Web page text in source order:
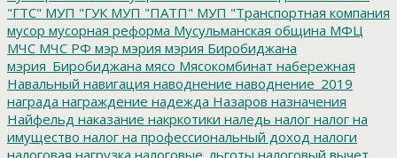
"ГТС" МУП "ГУК МУП "ПАТП" МУП "Транспортная компания
мусор мусорная реформа Мусульманская община МФЦ
МЧС МЧС РФ мэр мэрия мэрия Биробиджана
мэрия_Биробиджана мясо Мясокомбинат набережная
Навальный навигация наводнение наводнение_2019
награда награждение надежда Назаров назначения
Найфельд наказание накркотики наледь налог налог на
имущество налог на профессиональный доход налоги
налоговая нагрузка налоговые_льготы налоговый вычет